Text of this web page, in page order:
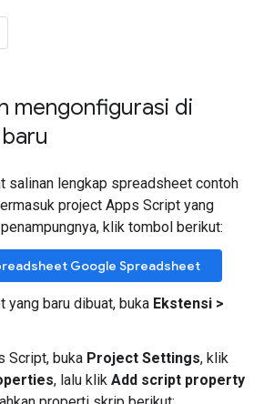
mengonfigurasi di
salinan lengkap spreadsheet contoh
project Apps Script yang
klik tombol berikut:
Google Spreadsheet
yang baru dibuat, buka Ekstensi >
Script, buka Project Settings, klik
, lalu klik Add script property